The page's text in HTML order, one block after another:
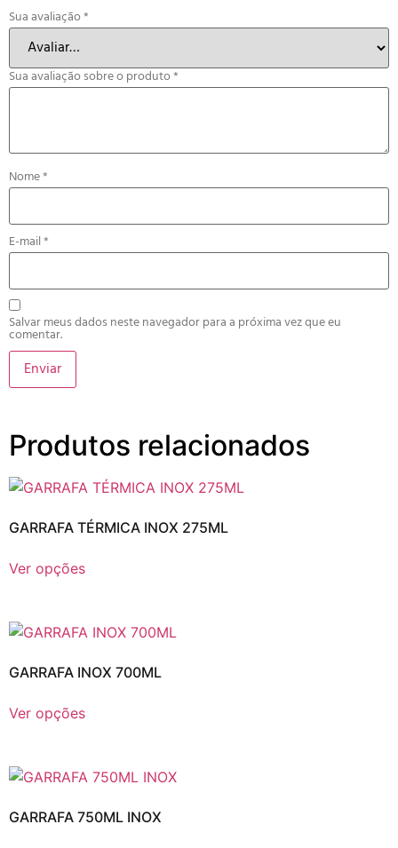
Sua avaliação*
Sua avaliação sobre o produto*
Nome*
E-mail*
Salvar meus dados neste navegador para a próxima vez que eu
comentar.
Produtos relacionados
GARRAFA TÉRMICA INOX 275ML
Ver opções
GARRAFA INOX 700ML
Ver opções
GARRAFA 750ML INOX